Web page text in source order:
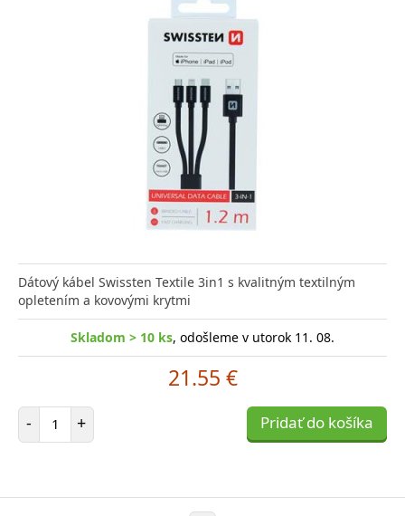
Dátový kábel Swissten Textile 3in1 s kvalitným textilným
opletením a kovovými krytmi
Skladom > 10 ks, odošleme v utorok 11. 08.
21.55 €
- Počet položiek
+ Pridať do košíka